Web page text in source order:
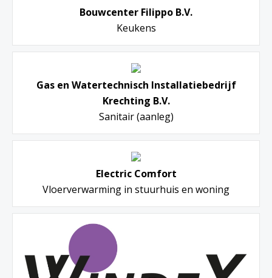
Bouwcenter Filippo B.V.
Keukens
Gas en Watertechnisch Installatiebedrijf
Krechting B.V.
Sanitair (aanleg)
Electric Comfort
Vloerverwarming in stuurhuis en woning